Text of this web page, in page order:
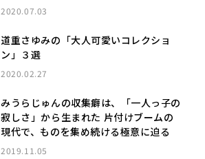
2020.07.03
道重さゆみの「大人可愛いコレクショ
ン」３選
2020.02.27
みうらじゅんの収集癖は、「一人っ子の
寂しさ」から生まれた ――片付けブームの
現代で、ものを集め続ける極意に迫る
2019.11.05